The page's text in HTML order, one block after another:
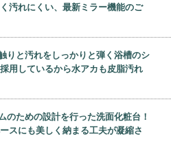
汚れにくい、最新ミラー機能のご
りと汚れをしっかりと弾く浴槽のシ
用しているから水アカも皮脂汚れ
のための設計を行った洗面化粧台！
スにも美しく納まる工夫が凝縮さ